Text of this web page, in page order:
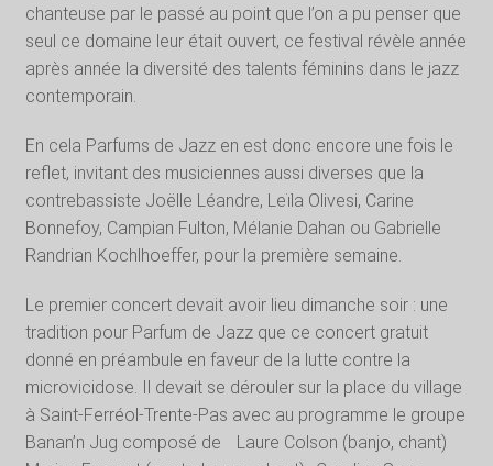
chanteuse par le passé au point que l’on a pu penser que
seul ce domaine leur était ouvert, ce festival révèle année
après année la diversité des talents féminins dans le jazz
contemporain.
En cela Parfums de Jazz en est donc encore une fois le
reflet, invitant des musiciennes aussi diverses que la
contrebassiste Joëlle Léandre, Leïla Olivesi, Carine
Bonnefoy, Campian Fulton, Mélanie Dahan ou Gabrielle
Randrian Kochlhoeffer, pour la première semaine.
Le premier concert devait avoir lieu dimanche soir : une
tradition pour Parfum de Jazz que ce concert gratuit
donné en préambule en faveur de la lutte contre la
microvicidose. Il devait se dérouler sur la place du village
à Saint-Ferréol-Trente-Pas avec au programme le groupe
Banan’n Jug composé de Laure Colson (banjo, chant)